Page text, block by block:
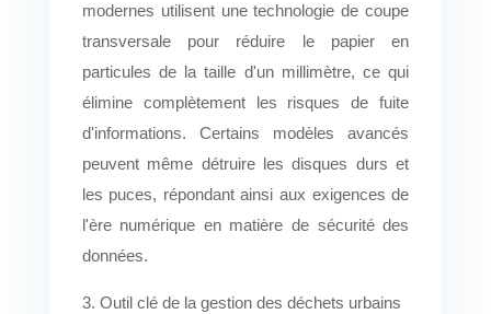
modernes utilisent une technologie de coupe
transversale pour réduire le papier en
particules de la taille d'un millimètre, ce qui
élimine complètement les risques de fuite
d'informations. Certains modèles avancés
peuvent même détruire les disques durs et
les puces, répondant ainsi aux exigences de
l'ère numérique en matière de sécurité des
données.
3. Outil clé de la gestion des déchets urbains